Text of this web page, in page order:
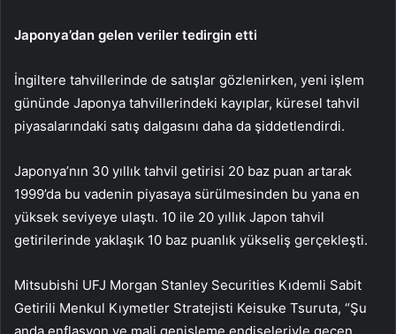
Japonya’dan gelen veriler tedirgin etti
İngiltere tahvillerinde de satışlar gözlenirken, yeni işlem
gününde Japonya tahvillerindeki kayıplar, küresel tahvil
piyasalarındaki satış dalgasını daha da şiddetlendirdi.
Japonya’nın 30 yıllık tahvil getirisi 20 baz puan artarak
1999’da bu vadenin piyasaya sürülmesinden bu yana en
yüksek seviyeye ulaştı. 10 ile 20 yıllık Japon tahvil
getirilerinde yaklaşık 10 baz puanlık yükseliş gerçekleşti.
Mitsubishi UFJ Morgan Stanley Securities Kıdemli Sabit
Getirili Menkul Kıymetler Stratejisti Keisuke Tsuruta, “Şu